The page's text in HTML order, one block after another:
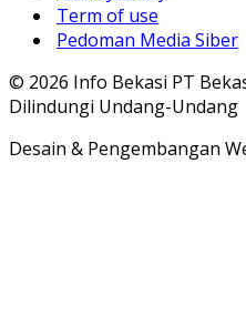
Term of use
Pedoman Media Siber
© 2026 Info Bekasi PT
Dilindungi Undang-Undang
Desain & Pengembangan